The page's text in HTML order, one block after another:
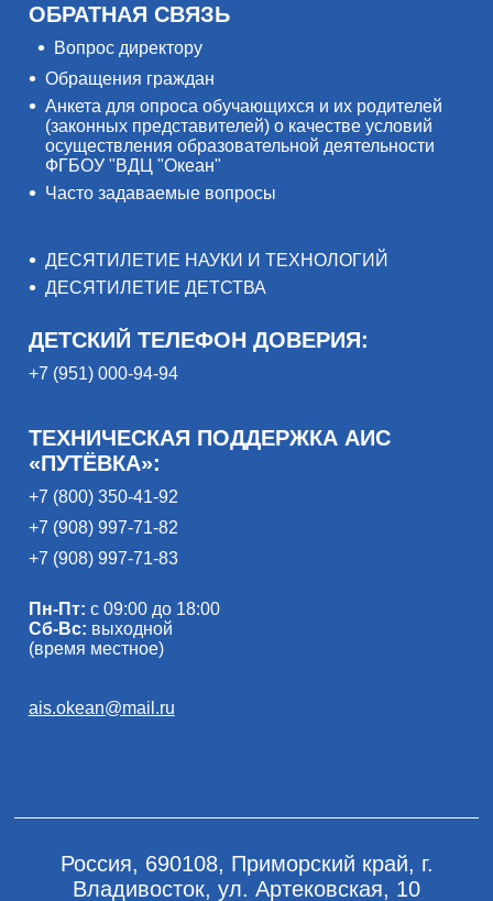
ОБРАТНАЯ СВЯЗЬ
Вопрос директору
Обращения граждан
Анкета для опроса обучающихся и их родителей
(законных представителей) о качестве условий
осуществления образовательной деятельности
ФГБОУ "ВДЦ "Океан"
Часто задаваемые вопросы
ДЕСЯТИЛЕТИЕ НАУКИ И ТЕХНОЛОГИЙ
ДЕСЯТИЛЕТИЕ ДЕТСТВА
ДЕТСКИЙ ТЕЛЕФОН ДОВЕРИЯ:
+7 (951) 000-94-94
ТЕХНИЧЕСКАЯ ПОДДЕРЖКА АИС
«ПУТЁВКА»:
+7 (800) 350-41-92
+7 (908) 997-71-82
+7 (908) 997-71-83
Пн-Пт: с 09:00 до 18:00
Сб-Вс: выходной
(время местное)
ais.okean@mail.ru
Россия, 690108, Приморский край, г.
Владивосток, ул. Артековская, 10